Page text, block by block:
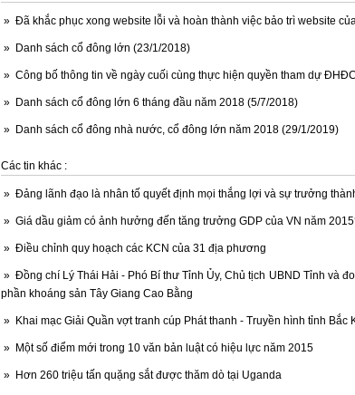
» Đã khắc phục xong website lỗi và hoàn thành việc bảo trì website
» Danh sách cổ đông lớn (23/1/2018)
» Công bố thông tin về ngày cuối cùng thực hiện quyền tham dự
» Danh sách cổ đông lớn 6 tháng đầu năm 2018 (5/7/2018)
» Danh sách cổ đông nhà nước, cổ đông lớn năm 2018 (29/1/2019)
Các tin khác :
» Đảng lãnh đạo là nhân tố quyết định mọi thắng lợi và sự trưởng
» Giá dầu giảm có ảnh hưởng đến tăng trưởng GDP của VN năm
» Điều chỉnh quy hoạch các KCN của 31 địa phương
» Đồng chí Lý Thái Hải - Phó Bí thư Tỉnh Ủy, Chủ tịch UBND Tỉnh và
phần khoáng sản Tây Giang Cao Bằng
» Khai mạc Giải Quần vợt tranh cúp Phát thanh - Truyền hình tỉnh Bắc
» Một số điểm mới trong 10 văn bản luật có hiệu lực năm 2015
» Hơn 260 triệu tấn quặng sắt được thăm dò tại Uganda